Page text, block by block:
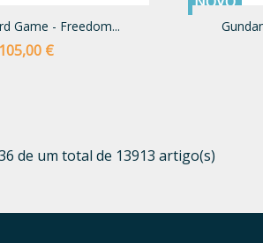
Game - Freedom...
Preço
105,00 €
de um total de 13913 artigo(s)